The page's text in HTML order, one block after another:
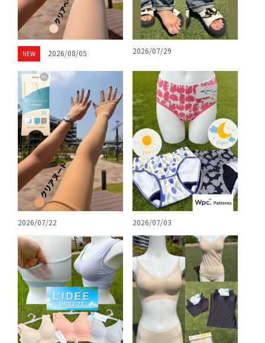
NEW 2026/08/05 2026/07/29
2026/07/22 2026/07/03